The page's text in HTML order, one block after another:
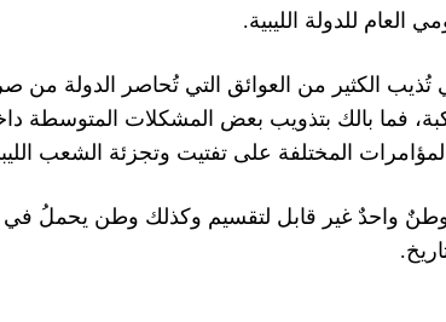
العام للدولة الليبية.
تُذيب الكثير من العوائق التي تُحاصر الدولة من
فما بالك بتذويب بعض المشكلات المتوسطة
المختلفة على تفتيت وتجزئة الشعب
وطنٌ واحدٌ غير قابل لتقسيم وكذلك وطن يحملُ
.